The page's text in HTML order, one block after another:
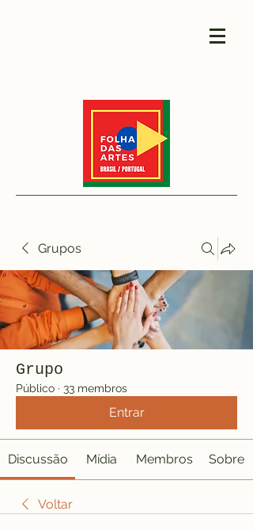
Grupos
Grupo
Público · 33 membros
Entrar
Discussão Mídia Membros Sobre
Voltar